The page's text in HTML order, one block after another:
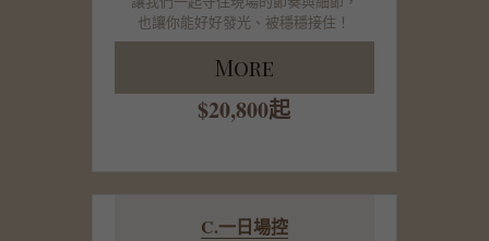
也讓你能好好發光、被穩穩接住！
More
$20,800起
C.一日場控